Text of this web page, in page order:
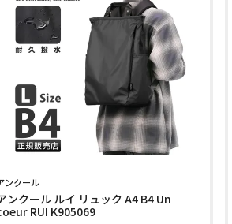
ンクール
ンクール ルイ リュック A4 B4 Un
RUI K905069